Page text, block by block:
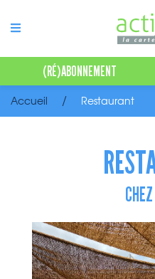
(RÉ)ABONNEMENT
Accueil Restaurant